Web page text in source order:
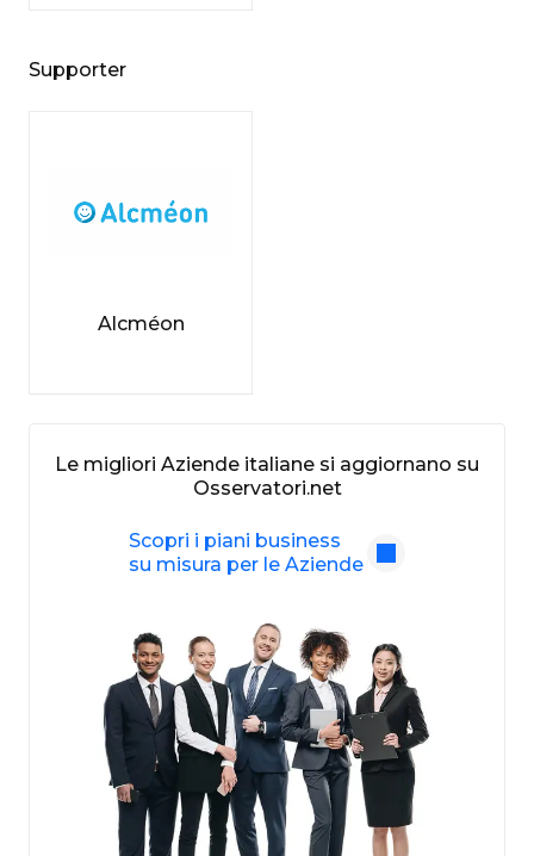
Le migliori Aziende italiane si aggiornano su
Osservatori.net
Scopri i piani business
su misura per le Aziende
Supporter
Alcméon